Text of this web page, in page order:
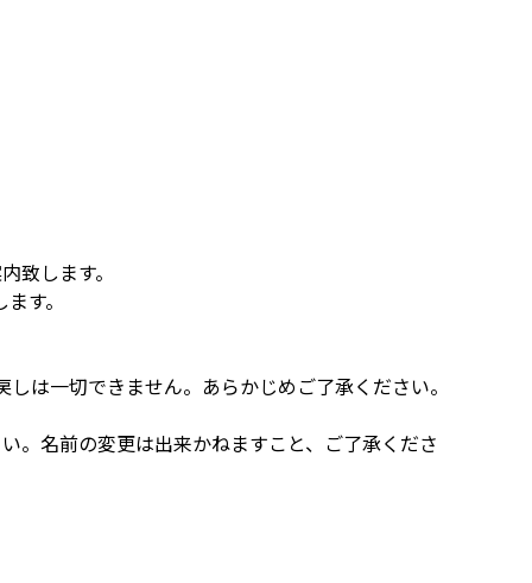
致します。
す。
は一切できません。あらかじめご了承ください。
。名前の変更は出来かねますこと、ご了承くださ